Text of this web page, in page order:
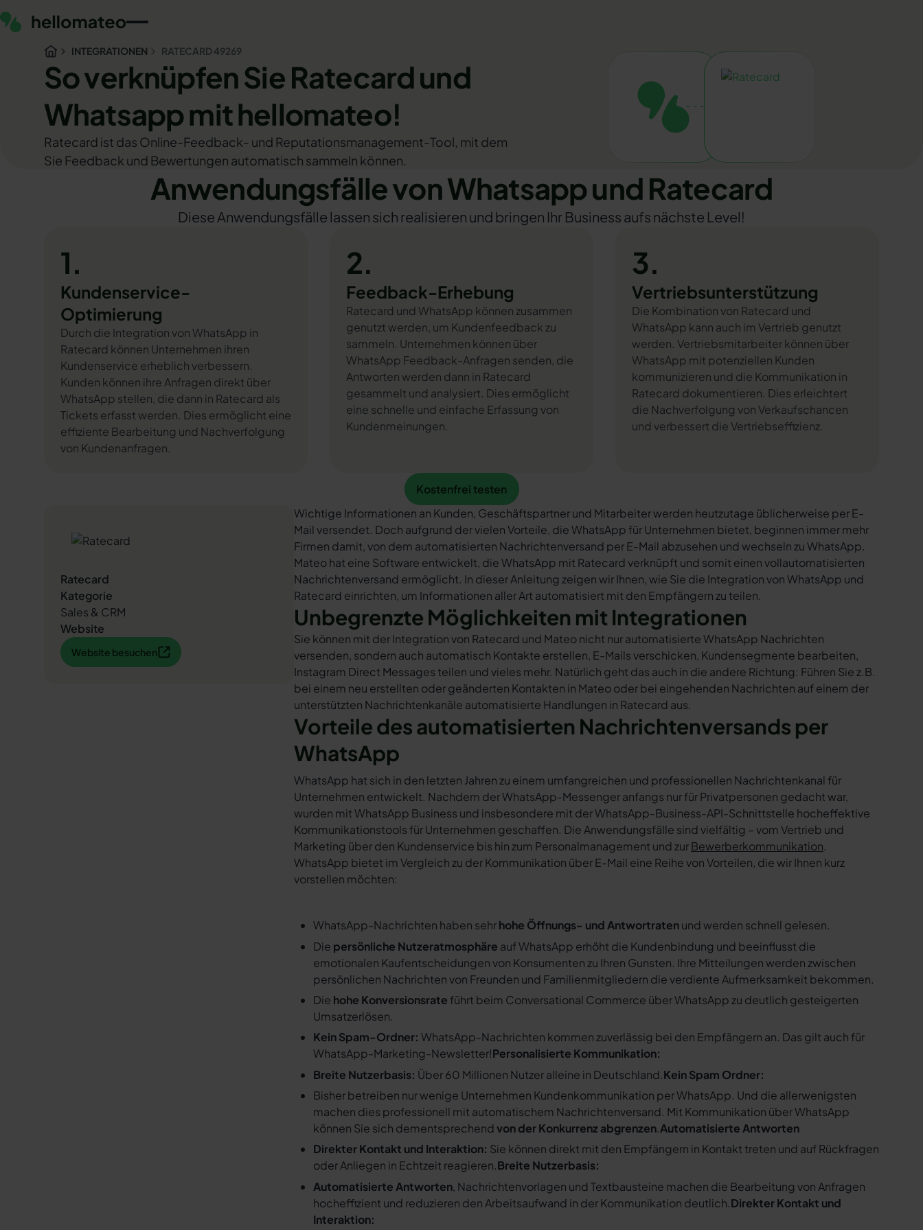
INTEGRATIONEN RATECARD 49269
So verknüpfen Sie Ratecard und
Whatsapp mit hellomateo!
Ratecard ist das Online-Feedback- und Reputationsmanagement-Tool, mit dem
Sie Feedback und Bewertungen automatisch sammeln können.
Anwendungsfälle von Whatsapp und Ratecard
Diese Anwendungsfälle lassen sich realisieren und bringen Ihr Business aufs nächste Level!
1.
Kundenservice-
Optimierung
Durch die Integration von WhatsApp in
Ratecard können Unternehmen ihren
Kundenservice erheblich verbessern.
Kunden können ihre Anfragen direkt über
WhatsApp stellen, die dann in Ratecard als
Tickets erfasst werden. Dies ermöglicht eine
effiziente Bearbeitung und Nachverfolgung
von Kundenanfragen.
2.
Feedback-Erhebung
Ratecard und WhatsApp können zusammen
genutzt werden, um Kundenfeedback zu
sammeln. Unternehmen können über
WhatsApp Feedback-Anfragen senden, die
Antworten werden dann in Ratecard
gesammelt und analysiert. Dies ermöglicht
eine schnelle und einfache Erfassung von
Kundenmeinungen.
3.
Vertriebsunterstützung
Die Kombination von Ratecard und
WhatsApp kann auch im Vertrieb genutzt
werden. Vertriebsmitarbeiter können über
WhatsApp mit potenziellen Kunden
kommunizieren und die Kommunikation in
Ratecard dokumentieren. Dies erleichtert
die Nachverfolgung von Verkaufschancen
und verbessert die Vertriebseffizienz.
Kostenfrei testen
Kostenfrei testen
Ratecard
Kategorie
Sales & CRM
Website
Website besuchen
Website besuchen
Wichtige Informationen an Kunden, Geschäftspartner und Mitarbeiter werden heutzutage üblicherweise per E-
Mail versendet. Doch aufgrund der vielen Vorteile, die WhatsApp für Unternehmen bietet, beginnen immer mehr
Firmen damit, von dem automatisierten Nachrichtenversand per E-Mail abzusehen und wechseln zu WhatsApp.
Mateo hat eine Software entwickelt, die WhatsApp mit Ratecard verknüpft und somit einen vollautomatisierten
Nachrichtenversand ermöglicht. In dieser Anleitung zeigen wir Ihnen, wie Sie die Integration von WhatsApp und
Ratecard einrichten, um Informationen aller Art automatisiert mit den Empfängern zu teilen.
Unbegrenzte Möglichkeiten mit Integrationen
Sie können mit der Integration von Ratecard und Mateo nicht nur automatisierte WhatsApp Nachrichten
versenden, sondern auch automatisch Kontakte erstellen, E-Mails verschicken, Kundensegmente bearbeiten,
Instagram Direct Messages teilen und vieles mehr. Natürlich geht das auch in die andere Richtung: Führen Sie z.B.
bei einem neu erstellten oder geänderten Kontakten in Mateo oder bei eingehenden Nachrichten auf einem der
unterstützten Nachrichtenkanäle automatisierte Handlungen in Ratecard aus.
Vorteile des automatisierten Nachrichtenversands per
WhatsApp
WhatsApp hat sich in den letzten Jahren zu einem umfangreichen und professionellen Nachrichtenkanal für
Unternehmen entwickelt. Nachdem der WhatsApp-Messenger anfangs nur für Privatpersonen gedacht war,
wurden mit WhatsApp Business und insbesondere mit der WhatsApp-Business-API-Schnittstelle hocheffektive
Kommunikationstools für Unternehmen geschaffen. Die Anwendungsfälle sind vielfältig – vom Vertrieb und
Marketing über den Kundenservice bis hin zum Personalmanagement und zurBewerberkommunikation.
WhatsApp bietet im Vergleich zu der Kommunikation über E-Mail eine Reihe von Vorteilen, die wir Ihnen kurz
vorstellen möchten:
WhatsApp-Nachrichten haben sehrhohe Öffnungs- und Antwortratenund werden schnell gelesen.
Die persönliche Nutzeratmosphäre auf WhatsApp erhöht die Kundenbindung und beeinflusst die
emotionalen Kaufentscheidungen von Konsumenten zu Ihren Gunsten. Ihre Mitteilungen werden zwischen
persönlichen Nachrichten von Freunden und Familienmitgliedern die verdiente Aufmerksamkeit bekommen.
Die hohe Konversionsrate führt beim Conversational Commerce über WhatsApp zu deutlich gesteigerten
Umsatzerlösen.
Kein Spam-Ordner: WhatsApp-Nachrichten kommen zuverlässig bei den Empfängern an. Das gilt auch für
WhatsApp-Marketing-Newsletter!Personalisierte Kommunikation:
Breite Nutzerbasis: Über 60 Millionen Nutzer alleine in Deutschland.Kein Spam Ordner:
Bisher betreiben nur wenige Unternehmen Kundenkommunikation per WhatsApp. Und die allerwenigsten
machen dies professionell mit automatischem Nachrichtenversand. Mit Kommunikation über WhatsApp
können Sie sich dementsprechendvon der Konkurrenz abgrenzen.Automatisierte Antworten
Direkter Kontakt und Interaktion: Sie können direkt mit den Empfängern in Kontakt treten und auf Rückfragen
oder Anliegen in Echtzeit reagieren.Breite Nutzerbasis:
Automatisierte Antworten, Nachrichtenvorlagen und Textbausteine machen die Bearbeitung von Anfragen
hocheffizient und reduzieren den Arbeitsaufwand in der Kommunikation deutlich.Direkter Kontakt und
Interaktion: